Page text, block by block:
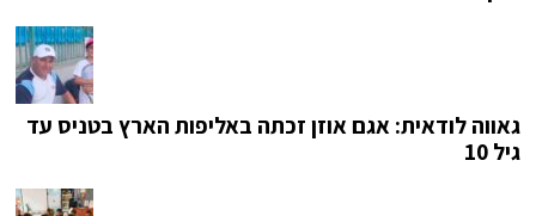
גאווה לודאית: אגם אוזן זכתה באליפות הארץ בטניס עד
גיל 10